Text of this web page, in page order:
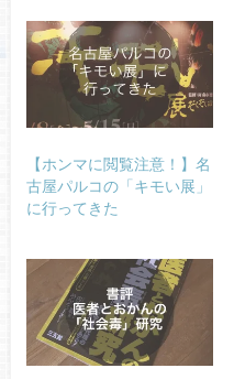
【ホンマに閲覧注意！】名
古屋パルコの「キモい展」
に行ってきた